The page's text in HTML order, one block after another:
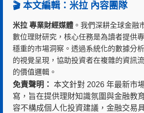
🎬 本文編輯：米拉 內容團隊
米拉 專業財經媒體 。我們深耕全球金融
數位理財研究，核心任務是為讀者提供
穩重的市場洞察。透過系統化的數據分
的視覺呈現，協助投資者在複雜的資訊
的價值邏輯。
免責聲明： 本文針對 2026 年最新市
寫，旨在提供理財知識氛圍與金融教
容不構成個人化投資建議，金融交易